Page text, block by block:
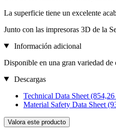
La superficie tiene un excelente
Junto con las impresoras 3D de la
Información adicional
Disponible en una gran variedad de
Descargas
Technical Data Sheet
Material Safety Data Sheet
Valora este producto